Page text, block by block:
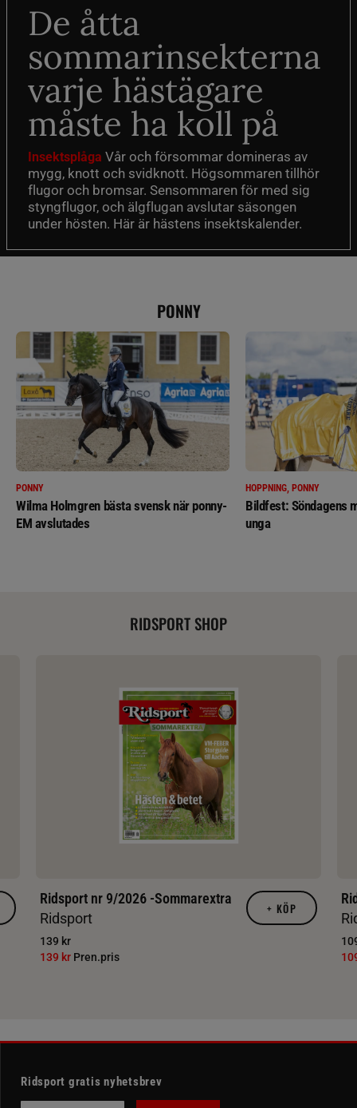
De åtta
sommarinsekterna
varje hästägare
måste ha koll på
Insektsplåga Vår och försommar domineras av
mygg, knott och svidknott. Högsommaren tillhör
flugor och bromsar. Sensommaren för med sig
styngflugor, och älgflugan avslutar säsongen
under hösten. Här är hästens insektskalender.
PONNY
PONNY
Wilma Holmgren bästa svensk när ponny-
EM avslutades
HOPPNING, PONNY
Bildfest: Söndagens
unga
RIDSPORT SHOP
Ridsport nr 9/2026 -Sommarextra
Ridsport
139 kr
139 kr Pren.pris
+ KÖP
Ridsport gratis nyhetsbrev